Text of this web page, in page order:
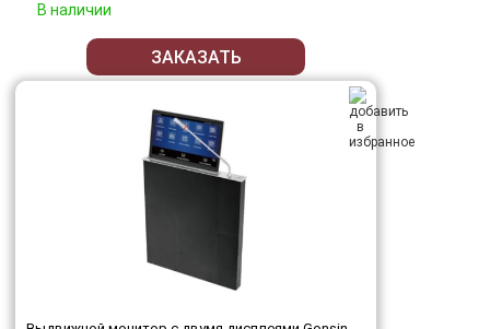
В наличии
ЗАКАЗАТЬ